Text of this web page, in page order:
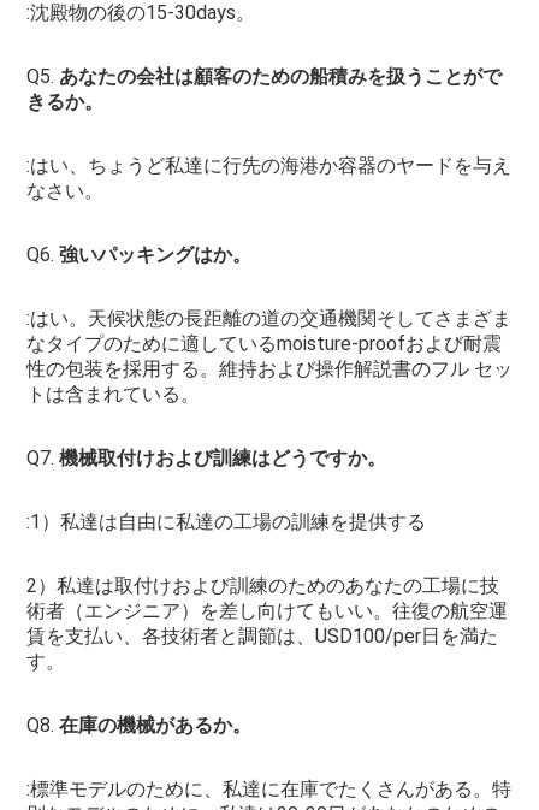
:沈殿物の後の15-30days。
Q5. あなたの会社は顧客のための船積みを扱うことがで
きるか。
:はい、ちょうど私達に行先の海港か容器のヤードを与え
なさい。
Q6. 強いパッキングはか。
:はい。天候状態の長距離の道の交通機関そしてさまざま
なタイプのために適しているmoisture-proofおよび耐震
性の包装を採用する。維持および操作解説書のフル セッ
トは含まれている。
Q7. 機械取付けおよび訓練はどうですか。
:1）私達は自由に私達の工場の訓練を提供する
2）私達は取付けおよび訓練のためのあなたの工場に技
術者（エンジニア）を差し向けてもいい。往復の航空運
賃を支払い、各技術者と調節は、USD100/per日を満た
す。
Q8. 在庫の機械があるか。
:標準モデルのために、私達に在庫でたくさんがある。特